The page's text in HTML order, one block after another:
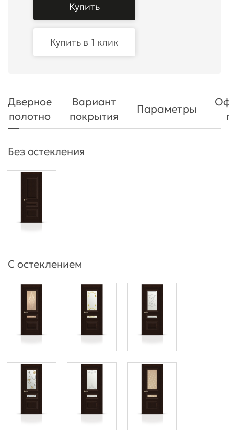
Купить
Купить в 1 клик
Дверное
полотно
Вариант
покрытия
Параметры
Без остекления
С остеклением